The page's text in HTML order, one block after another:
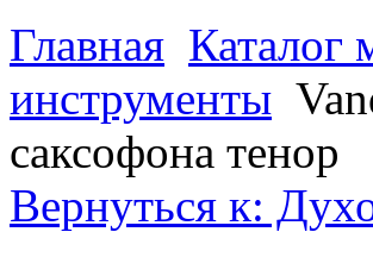
Главная Каталог
инструменты
саксофона тенор
Вернуться к: